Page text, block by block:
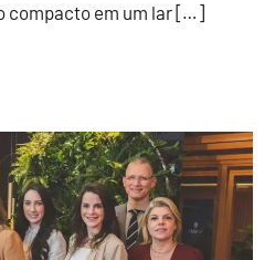
compacto em um lar […]